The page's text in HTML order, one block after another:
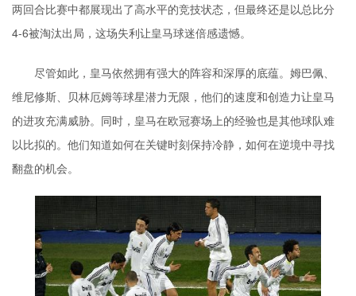
两回合比赛中都展现出了高水平的竞技状态，但最终还是以总比分
4-6被淘汰出局，这场失利让皇马球迷倍感遗憾。
尽管如此，皇马依然拥有强大的阵容和深厚的底蕴。姆巴佩、
维尼修斯、贝林厄姆等球星潜力无限，他们的速度和创造力让皇马
的进攻充满威胁。同时，皇马在欧冠赛场上的经验也是其他球队难
以比拟的。他们知道如何在关键时刻保持冷静，如何在逆境中寻找
翻盘的机会。